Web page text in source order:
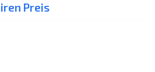
Preis